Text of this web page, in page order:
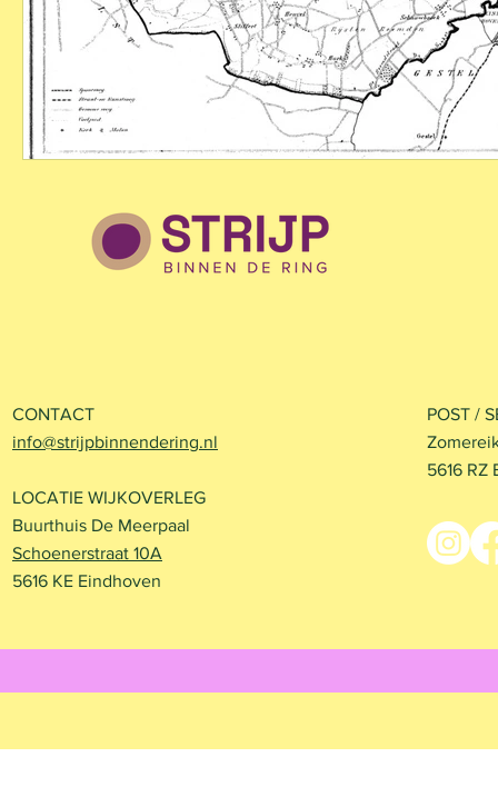
CONTACT
info@strijpbinnendering.nl
LOCATIE WIJKOVERLEG
Buurthuis De Meerpaal
Schoenerstraat 10A
5616 KE Eindhoven
POST /
5616 RZ